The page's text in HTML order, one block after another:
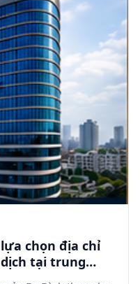
chọn địa chỉ
tại trung